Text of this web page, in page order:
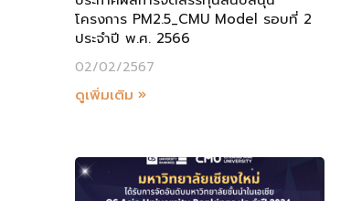
โครงการ PM2.5_CMU Model รอบที่ 2
ประจำปี พ.ศ. 2566
02/02/2567
ดูเพิ่มเติม »